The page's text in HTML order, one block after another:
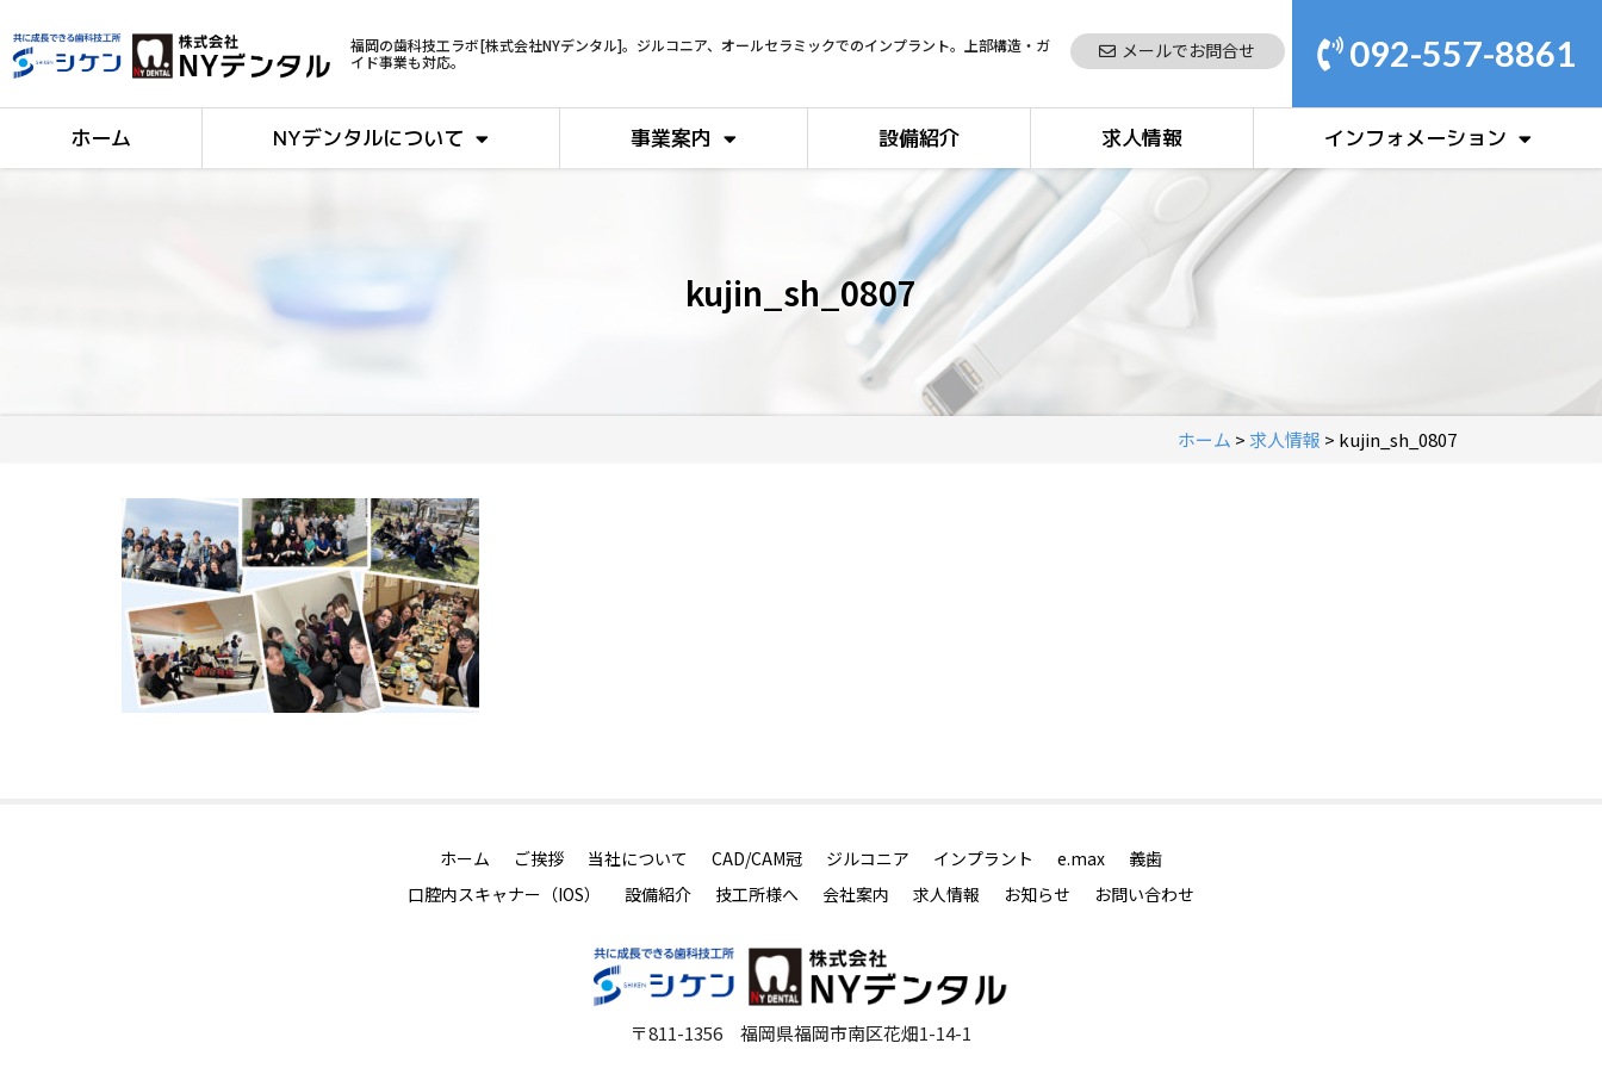
福岡の歯科技工ラボ[株式会社NYデンタル]。ジルコニア、オールセラミックでのインプラント。上部構造・ガ
イド事業も対応。
メールでお問合せ 092-557-8861
ホーム NYデンタルについて 事業案内 設備紹介 求人情報 インフォメーション
kujin_sh_0807
ホーム >求人情報 > kujin_sh_0807
ホーム ご挨拶 当社について CAD/CAM冠 ジルコニア インプラント e.max
義歯
口腔内スキャナー（IOS）
設備紹介 技工所様へ 会社案内 求人情報 お知らせ お問い合わせ
〒811-1356 福岡県福岡市南区花畑1-14-1